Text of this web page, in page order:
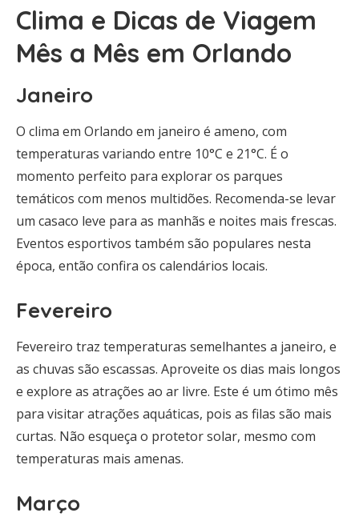
Clima e Dicas de Viagem
Mês a Mês em Orlando
Janeiro
O clima em Orlando em janeiro é ameno, com
temperaturas variando entre 10°C e 21°C. É o
momento perfeito para explorar os parques
temáticos com menos multidões. Recomenda-se levar
um casaco leve para as manhãs e noites mais frescas.
Eventos esportivos também são populares nesta
época, então confira os calendários locais.
Fevereiro
Fevereiro traz temperaturas semelhantes a janeiro, e
as chuvas são escassas. Aproveite os dias mais longos
e explore as atrações ao ar livre. Este é um ótimo mês
para visitar atrações aquáticas, pois as filas são mais
curtas. Não esqueça o protetor solar, mesmo com
temperaturas mais amenas.
Março